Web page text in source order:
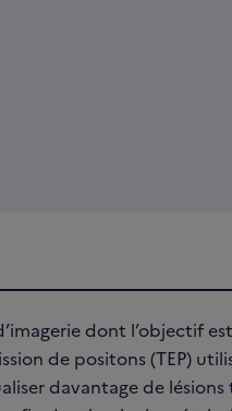
dont l’objectif
de positons (TEP)
davantage de